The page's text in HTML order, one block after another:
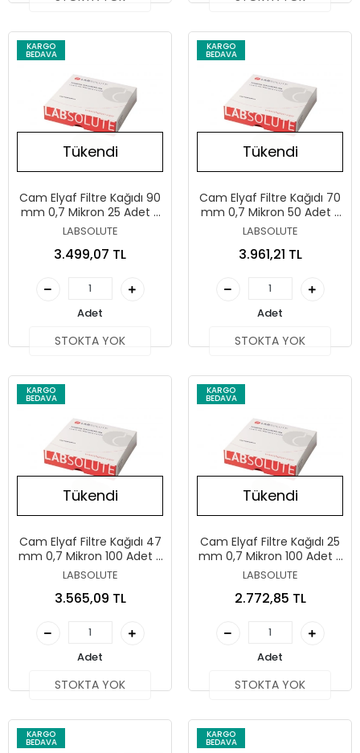
KARGO
BEDAVA
Tükendi
Cam Elyaf Filtre Kağıdı 90
mm 0,7 Mikron 25 Adet /
Paket
LABSOLUTE
3.499,07 TL
Adet
STOKTA YOK
KARGO
BEDAVA
Tükendi
Cam Elyaf Filtre Kağıdı 70
mm 0,7 Mikron 50 Adet /
Paket
LABSOLUTE
3.961,21 TL
Adet
STOKTA YOK
KARGO
BEDAVA
Tükendi
Cam Elyaf Filtre Kağıdı 47
mm 0,7 Mikron 100 Adet /
Paket
LABSOLUTE
3.565,09 TL
Adet
STOKTA YOK
KARGO
BEDAVA
Tükendi
Cam Elyaf Filtre Kağıdı 25
mm 0,7 Mikron 100 Adet /
Paket
LABSOLUTE
2.772,85 TL
Adet
STOKTA YOK
KARGO
BEDAVA
KARGO
BEDAVA